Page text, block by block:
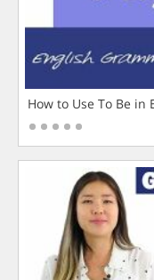
How to Use To Be in